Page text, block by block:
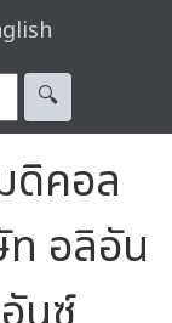
🔍︎
ดิคอล
ท อลิอัน